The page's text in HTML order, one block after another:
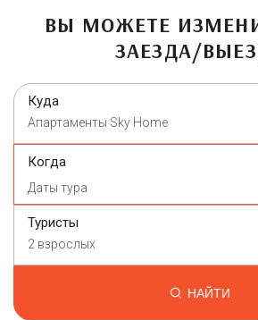
ВЫ МОЖЕТЕ
ЗАЕЗДА/
Куда
Апартаменты Sky Home
Когда
Туристы
2 взрослых
НАЙТИ